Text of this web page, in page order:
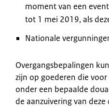
moment van een
tot 1 mei 2019, als
Nationale
Overgangsbepalingen
zijn op goederen die
onder een bepaalde
de aanzuivering van